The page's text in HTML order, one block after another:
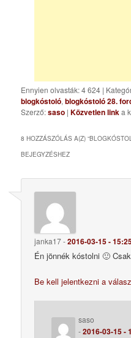
Ennyien olvasták: 4 624 |
blogkóstoló,blogkóstoló 28.
Szerző:saso |Közvetlen linka
8 HOZZÁSZÓLÁS A(Z) “
BEJEGYZÉSHEZ
janka17-2016-03-15 -
Én jönnék kóstolni 🙂
Be kell jelentkezni a
saso
-2016-03-15 -